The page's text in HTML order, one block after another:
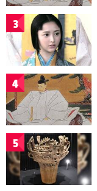
3
4
5